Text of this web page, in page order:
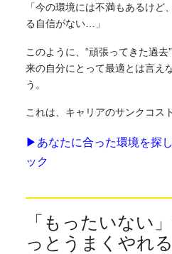
「今の環境には不満もあるけど
る自信がない…」
このように、“頑張ってきた過
来の自分にとって最適とは言え
う。
これは、キャリアのサンクコス
▶あなたに合った環境を探
ック
「もったいない
っとうまくやれる